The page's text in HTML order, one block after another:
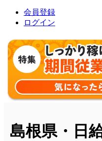
会員登録
ログイン
島根県・日